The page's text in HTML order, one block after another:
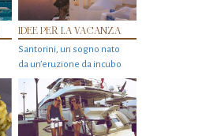
IDEE PER LA VACANZA
Santorini, un sogno nato
da un’eruzione da incubo